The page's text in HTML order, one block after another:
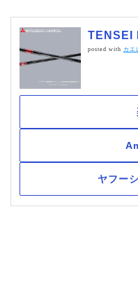
TENSEI
posted with カエ